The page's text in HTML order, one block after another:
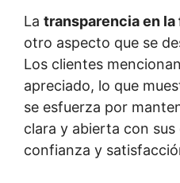
La transparencia en
otro aspecto que se
Los clientes
apreciado, lo que
se esfuerza por
clara y abierta con
confianza y